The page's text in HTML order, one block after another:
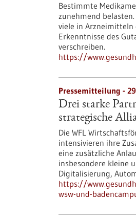
Bestimmte
zunehmend
viele in Arzneimitteln
Erkenntnisse des
verschreiben.
https://
Pressemitteilung -
Drei starke
strategische
Die WFL
intensivieren ihre
eine zusätzliche
insbesondere kleine
Digitalisierung,
https://
wsw-und-